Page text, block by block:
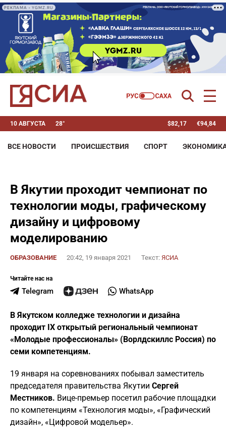
РЕКЛАМА • YGMZ.RU
10 АВГУСТА 28° $82,17 €94,84
ВСЕ НОВОСТИ ПРОИСШЕСТВИЯ СПОРТ
В Якутии проходит чемпионат по
технологии моды, графическому
дизайну и цифровому
моделированию
ОБРАЗОВАНИЕ 20:42, 19 января 2021 Текст: ЯСИА
Читайте нас на
Telegram WhatsApp
В Якутском колледже технологии и дизайна
проходит IХ открытый региональный чемпионат
«Молодые профессионалы» (Ворлдскиллс Россия) по
семи компетенциям.
19 января на соревнованиях побывал заместитель
председателя правительства Якутии Сергей
Местников. Вице-премьер посетил рабочие площадки
по компетенциям «Технология моды», «Графический
дизайн», «Цифровой модельер».